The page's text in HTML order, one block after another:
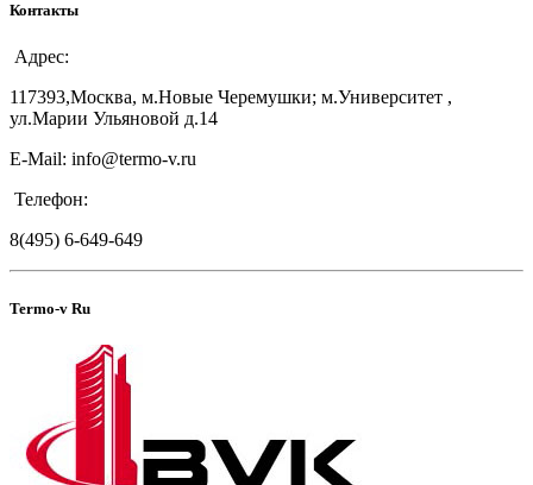
Контакты
Адрес:
117393,Москва, м.Новые Черемушки; м.Университет ,
ул.Марии Ульяновой д.14
E-Mail: info@termo-v.ru
Телефон:
8(495) 6-649-649
Termo-v Ru